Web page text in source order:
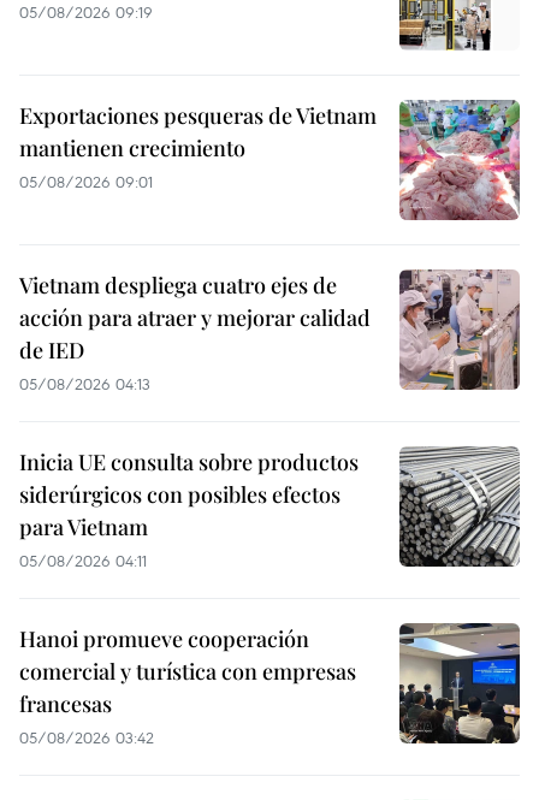
05/08/2026 09:19
Exportaciones pesqueras de Vietnam
mantienen crecimiento
05/08/2026 09:01
Vietnam despliega cuatro ejes de
acción para atraer y mejorar calidad
de IED
05/08/2026 04:13
Inicia UE consulta sobre productos
siderúrgicos con posibles efectos
para Vietnam
05/08/2026 04:11
Hanoi promueve cooperación
comercial y turística con empresas
francesas
05/08/2026 03:42